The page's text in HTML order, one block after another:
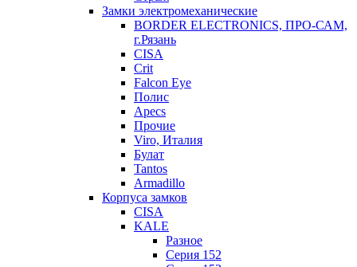
Замки электромеханические
BORDER ELECTRONICS, ПРО-САМ,
г.Рязань
CISA
Crit
Falcon Eye
Полис
Apecs
Прочие
Viro, Италия
Булат
Tantos
Armadillo
Корпуса замков
CISA
KALE
Разное
Серия 152